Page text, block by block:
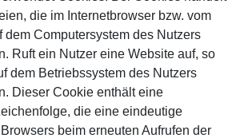
die im Internetbrowser bzw. vom
dem Computersystem des Nutzers
Ruft ein Nutzer eine Website auf, so
dem Betriebssystem des Nutzers
Dieser Cookie enthält eine
die eine eindeutige
beim erneuten Aufrufen der